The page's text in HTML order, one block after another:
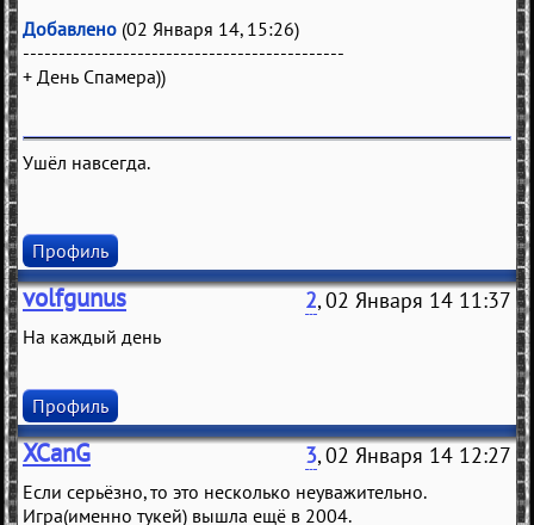
Добавлено (02 Января 14, 15:26)
---------------------------------------------
+ День Спамера))
Ушёл навсегда.
Профиль
volfgunus 2, 02 Января 14 11:37
На каждый день
Профиль
XCanG 3, 02 Января 14 12:27
Если серьёзно, то это несколько неуважительно.
Игра(именно тукей) вышла ещё в 2004.